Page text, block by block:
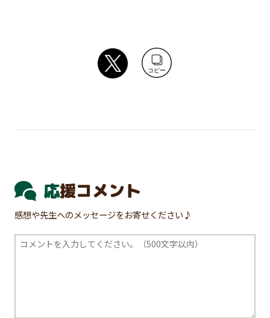
コピー
応援コメント
感想や先生へのメッセージをお寄せください♪